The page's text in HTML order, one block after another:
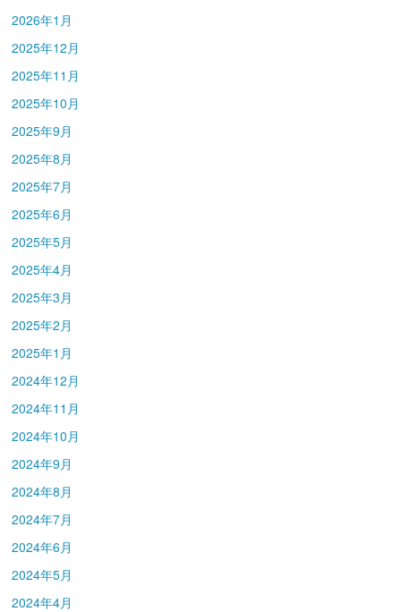
2026年1月
2025年12月
2025年11月
2025年10月
2025年9月
2025年8月
2025年7月
2025年6月
2025年5月
2025年4月
2025年3月
2025年2月
2025年1月
2024年12月
2024年11月
2024年10月
2024年9月
2024年8月
2024年7月
2024年6月
2024年5月
2024年4月